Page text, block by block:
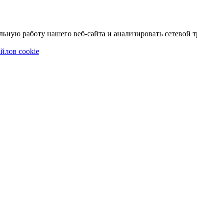
работу нашего веб-сайта и анализировать сетевой
cookie